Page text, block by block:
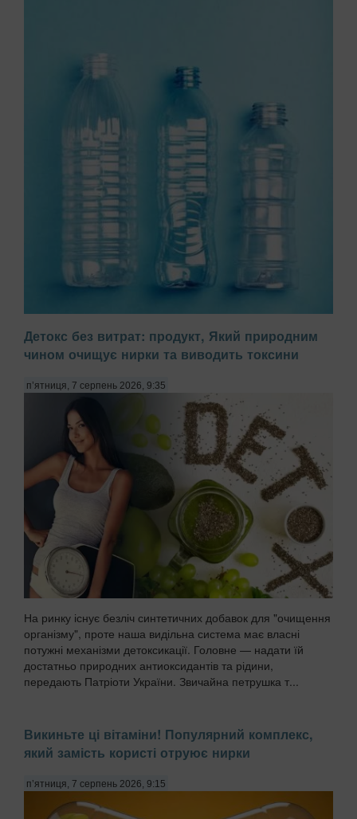
зростання концентрації мікропластику в тканинах
головного мозку людини. Останні дослідження показують,
що мікроскопічні частки полімерів здатні долати
гематоенцефалічний бар'єр, який раніше вважався
надійн...
Детокс без витрат: продукт, Який природним
чином очищує нирки та виводить токсини
п’ятниця, 7 серпень 2026, 9:35
На ринку існує безліч синтетичних добавок для "очищення
організму", проте наша видільна система має власні
потужні механізми детоксикації. Головне — надати їй
достатньо природних антиоксидантів та рідини,
передають Патріоти України. Звичайна петрушка т...
Викиньте ці вітаміни! Популярний комплекс,
який замість користі отруює нирки
п’ятниця, 7 серпень 2026, 9:15